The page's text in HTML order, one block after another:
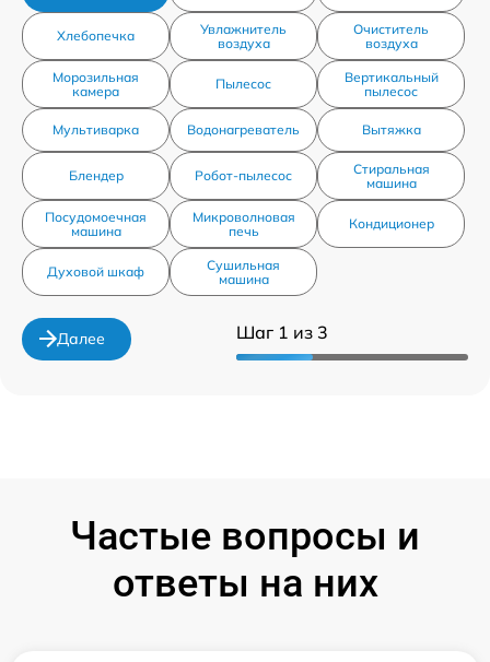
Шаг 1 из 3
Хлебопечка
Увлажнитель
воздуха
Очиститель
воздуха
Морозильная
камера
Пылесос
Вертикальный
пылесос
Мультиварка Водонагреватель Вытяжка
Блендер Робот-пылесос
Стиральная
машина
Посудомоечная
машина
Микроволновая
печь
Кондиционер
Духовой шкаф
Сушильная
машина
Далее
Частые вопросы и
ответы на них